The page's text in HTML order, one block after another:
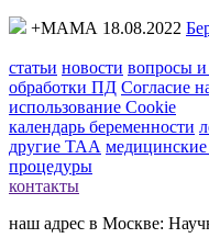
+МАМА 18.08.2022
статьи новости вопросы
обработки ПД Согласие
использование Cookie
календарь беременности
другие ТАА
процедуры
контакты
наш адрес в Москве: